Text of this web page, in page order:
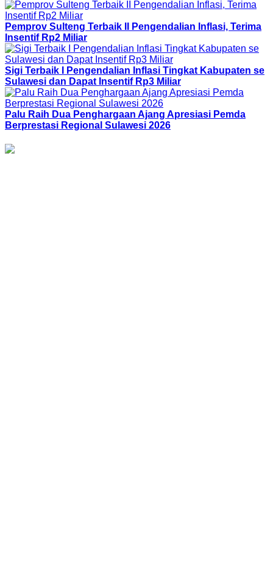
Pemprov Sulteng Terbaik II Pengendalian Inflasi, Terima
Insentif Rp2 Miliar
Sigi Terbaik I Pengendalian Inflasi Tingkat Kabupaten se
Sulawesi dan Dapat Insentif Rp3 Miliar
Palu Raih Dua Penghargaan Ajang Apresiasi Pemda
Berprestasi Regional Sulawesi 2026